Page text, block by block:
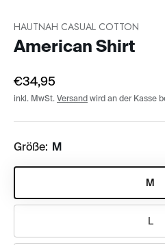
HAUTNAH CASUAL COTTON
American Shirt
€34,95
inkl. MwSt. Versand wird an der Kasse
Größe: M
M
L